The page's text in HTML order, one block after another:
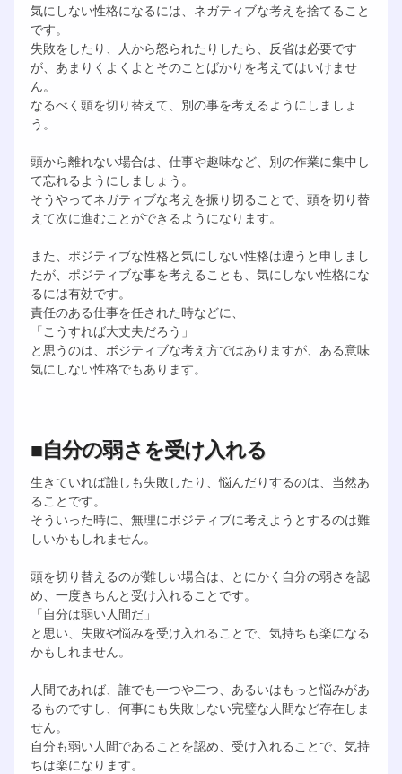
気にしない性格になるには、ネガティブな考えを捨てること
です。
失敗をしたり、人から怒られたりしたら、反省は必要です
が、あまりくよくよとそのことばかりを考えてはいけませ
ん。
なるべく頭を切り替えて、別の事を考えるようにしましょ
う。
頭から離れない場合は、仕事や趣味など、別の作業に集中し
て忘れるようにしましょう。
そうやってネガティブな考えを振り切ることで、頭を切り替
えて次に進むことができるようになります。
また、ポジティブな性格と気にしない性格は違うと申しまし
たが、ポジティブな事を考えることも、気にしない性格にな
るには有効です。
責任のある仕事を任された時などに、
「こうすれば大丈夫だろう」
と思うのは、ボジティブな考え方ではありますが、ある意味
気にしない性格でもあります。
■自分の弱さを受け入れる
生きていれば誰しも失敗したり、悩んだりするのは、当然あ
ることです。
そういった時に、無理にポジティブに考えようとするのは難
しいかもしれません。
頭を切り替えるのが難しい場合は、とにかく自分の弱さを認
め、一度きちんと受け入れることです。
「自分は弱い人間だ」
と思い、失敗や悩みを受け入れることで、気持ちも楽になる
かもしれません。
人間であれば、誰でも一つや二つ、あるいはもっと悩みがあ
るものですし、何事にも失敗しない完璧な人間など存在しま
せん。
自分も弱い人間であることを認め、受け入れることで、気持
ちは楽になります。